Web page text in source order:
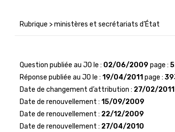
Rubrique > ministères et secrétariats d’État
Question publiée au JO le : 02/06/2009 page :
Réponse publiée au JO le : 19/04/2011 page :
Date de changement d’attribution : 27/02/2011
Date de renouvellement : 15/09/2009
Date de renouvellement : 22/12/2009
Date de renouvellement : 27/04/2010